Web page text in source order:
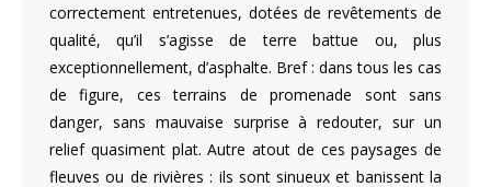
correctement entretenues, dotées de revêtements de
qualité, qu’il s’agisse de terre battue ou, plus
exceptionnellement, d’asphalte. Bref : dans tous les cas
de figure, ces terrains de promenade sont sans
danger, sans mauvaise surprise à redouter, sur un
relief quasiment plat. Autre atout de ces paysages de
fleuves ou de rivières : ils sont sinueux et banissent la